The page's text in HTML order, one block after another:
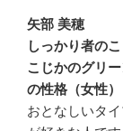
矢部 美穂
しっかり者の
こじかのグリ
の性格（女性）
おとなしいタ